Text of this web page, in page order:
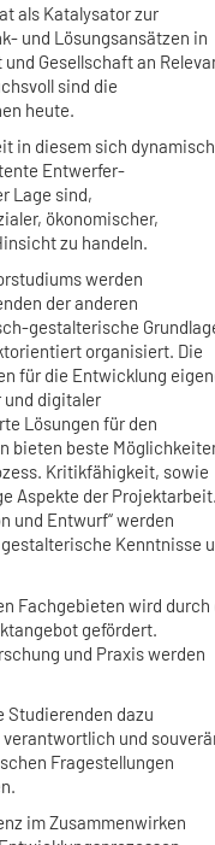
als Katalysator zur
und Lösungsansätzen in
Gesellschaft an
sind die
heute.
in diesem sich dynamisch
Entwerfer-
Lage sind,
ökonomischer,
zu handeln.
werden
der anderen
gestalterische
organisiert. Die
für die Entwicklung
und digitaler
Lösungen für den
bieten beste
Kritikfähigkeit, sowie
Aspekte der Projektarbeit.
und Entwurf“ werden
Kenntnisse
Fachgebieten wird durch
gefördert.
und Praxis werden
Studierenden dazu
und
Fragestellungen
im Zusammenwirken